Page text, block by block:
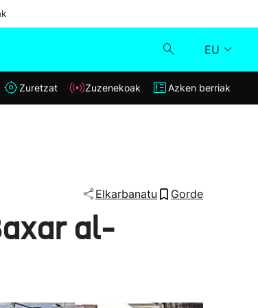
EU
Klisk
Zuretzat Zuzenekoak Azken berriak
Elkarbanatu Gorde
al-